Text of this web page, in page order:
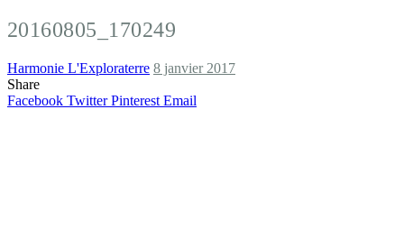
20160805_170249
Harmonie L'Exploraterre 8 janvier 2017
Share
Facebook Twitter Pinterest Email